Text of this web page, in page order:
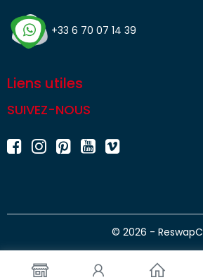
+33 6 70 07 14 39
Liens utiles
SUIVEZ-NOUS
© 2026 - ReswapC